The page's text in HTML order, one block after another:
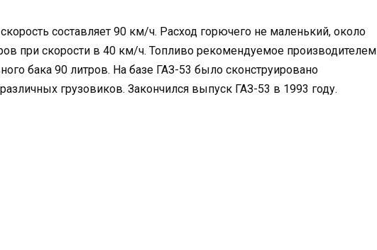
составляет 90 км/ч. Расход горючего не маленький, около
при скорости в 40 км/ч. Топливо рекомендуемое производителем
бака 90 литров. На базе ГАЗ-53 было сконструировано
грузовиков. Закончился выпуск ГАЗ-53 в 1993 году.